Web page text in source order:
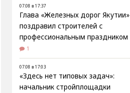
07.08 в 17:37
Глава «Железных дорог Якутии»
поздравил строителей с
профессиональным праздником
1
07.08 в 17:03
«Здесь нет типовых задач»:
начальник стройплощадки